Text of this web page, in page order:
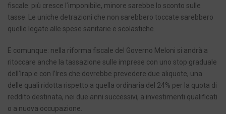
fiscale: più cresce l’imponibile, minore sarebbe lo sconto sulle
tasse. Le uniche detrazioni che non sarebbero toccate sarebbero
quelle legate alle spese sanitarie e scolastiche.
E comunque: nella riforma fiscale del Governo Meloni si andrà a
ritoccare anche la tassazione sulle imprese con uno stop graduale
dell’Irap e con l’Ires che dovrebbe prevedere due aliquote, una
delle quali ridotta rispetto a quella ordinaria del 24% per la quota di
reddito destinata, nei due anni successivi, a investimenti qualificati
o a nuova occupazione.